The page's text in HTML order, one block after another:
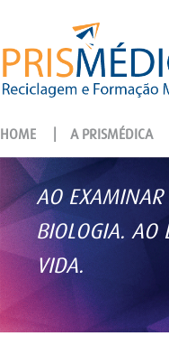
HOME A PRISMÉDICA
AO EXAMINAR
BIOLOGIA. AO
VIDA.